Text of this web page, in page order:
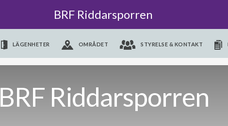
BRF Riddarsporren
LÄGENHETER OMRÅDET STYRELSE & KONTAKT
BRF Riddarsporren